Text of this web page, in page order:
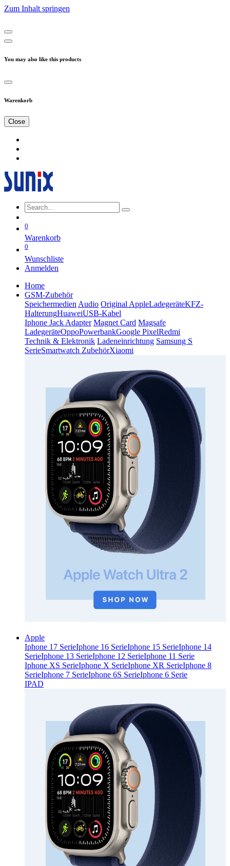
Zum Inhalt springen
You may also like this products
Warenkorb
Close
0
Warenkorb
0
Wunschliste
Anmelden
Home
GSM-Zubehör
Speichermedien Audio Original AppleLadegeräteKFZ-
HalterungHuaweiUSB-Kabel
Iphone Jack Adapter Magnet Card Magsafe
LadegeräteOppoPowerbankGoogle PixelRedmi
Technik & Elektronik Ladeneinrichtung Samsung S
SerieSmartwatch ZubehörXiaomi
Apple
Iphone 17 SerieIphone 16 SerieIphone 15 SerieIphone 14
SerieIphone 13 SerieIphone 12 SerieIphone 11 Serie
Iphone XS SerieIphone X SerieIphone XR SerieIphone 8
SerieIphone 7 SerieIphone 6S SerieIphone 6 Serie
IPAD